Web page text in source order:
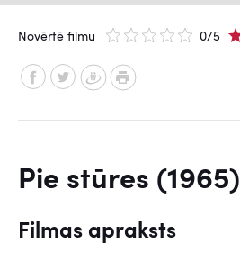
Novērtē filmu 0/5
Pie stūres (1965)
Filmas apraksts